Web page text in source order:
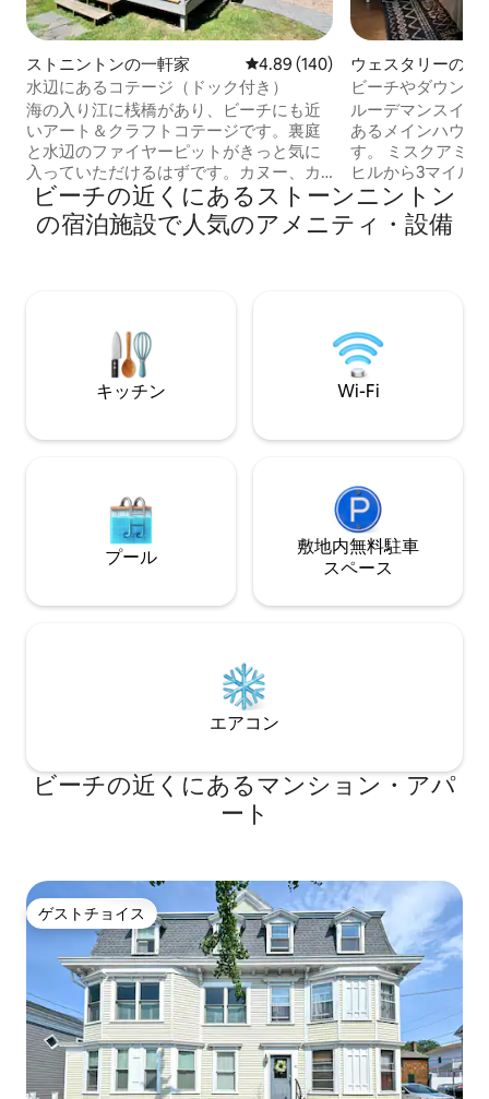
ストニントンの一軒家 レビュー140件、5つ星中4.89つ
4.89 (140)
水辺にあるコテージ（ドック付き）
海の入り江に桟橋があり、ビーチにも近
いアート＆クラフトコテージです。裏庭
と水辺のファイヤーピットがきっと気に
入っていただけるはずです。カヌー、カ
ヤック、パドルボードは無料でご利用い
ただけます。ボートを持参するか、スト
ーニントン・マリーナで50%オフでレン
ーヒガン・サン・リゾートの近くに位置
しています。お子様連れのご家族やペッ
ト連れのご家族におすすめです。コテー
ジの空調設備は、環境にやさしいセント
ドされました。
ウェスタリーのゲ
ト
ビーチやダウン
ルーデマンスイー
あるメインハウス
す。 ミスクアミ
ヒルから3マイル
す。 歴史的なウェスタリーのダウンタウ
ンには、レスト
ンが活気づいて
ンサン＆フォック
にあります！ ニューポートとプロビデン
スまで車で45分
ローしてくださ
ビーチの近くにあるストーンニントン
の宿泊施設で人気のアメニティ・設備
キッチン Wi-Fi
プール
敷地内無料駐⁠車
ス⁠ペ⁠ー⁠ス
エアコン
ビーチの近くにあるマンション・アパ
ート
ゲストチョイス
ゲストチョイス